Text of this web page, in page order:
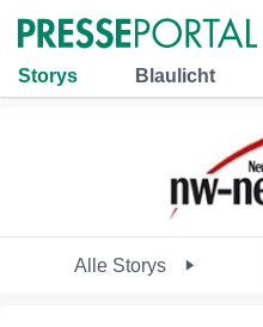
Storys Blaulicht
Alle Storys